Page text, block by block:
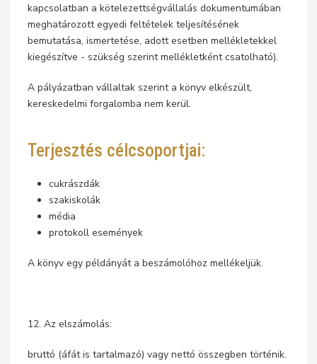
kapcsolatban a kötelezettségvállalás dokumentumában
meghatározott egyedi feltételek teljesítésének
bemutatása, ismertetése, adott esetben mellékletekkel
kiegészítve - szükség szerint mellékletként csatolható).
A pályázatban vállaltak szerint a könyv elkészült,
kereskedelmi forgalomba nem kerül.
Terjesztés célcsoportjai:
cukrászdák
szakiskolák
média
protokoll események
A könyv egy példányát a beszámolóhoz mellékeljük.
12. Az elszámolás:
bruttó (áfát is tartalmazó) vagy nettó összegben történik.